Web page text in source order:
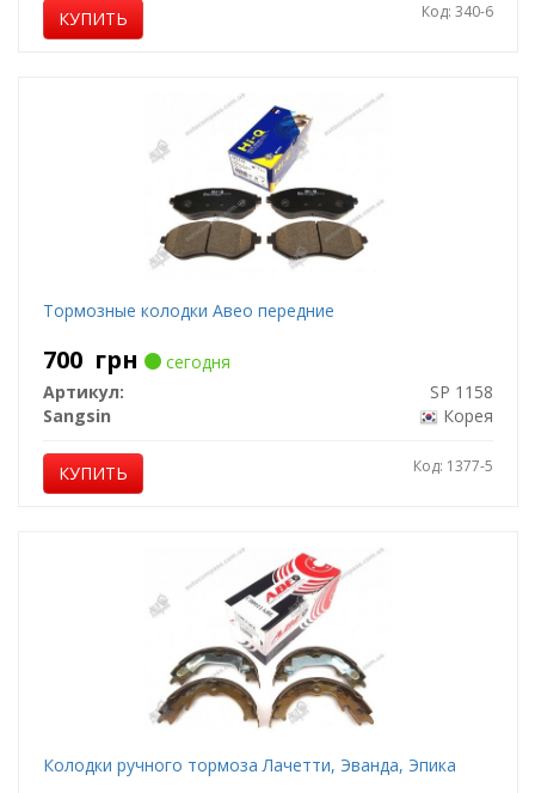
КУПИТЬ Код: 340-6
Тормозные колодки Авео передние
700 грн
сегодня
Артикул:
SP 1158
Sangsin
Корея
КУПИТЬ Код: 1377-5
Колодки ручного тормоза Лачетти, Эванда, Эпика